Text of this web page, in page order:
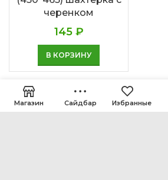
черенком
145 ₽
В КОРЗИНУ
Магазин Сайдбар Избранные